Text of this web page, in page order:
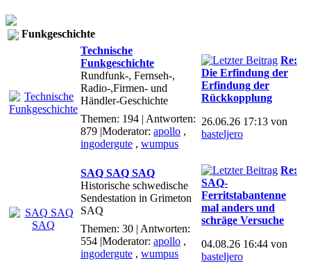
Funkgeschichte
Technische
Funkgeschichte
Rundfunk-, Fernseh-,
Radio-,Firmen- und
Händler-Geschichte
Themen: 194 | Antworten:
879 |Moderator: apollo ,
ingodergute , wumpus
Re:
Die Erfindung der
Erfindung der
Rückkopplung
26.06.26 17:13 von
basteljero
SAQ SAQ SAQ
Historische schwedische
Sendestation in Grimeton
SAQ
Themen: 30 | Antworten:
554 |Moderator: apollo ,
ingodergute , wumpus
Re:
SAQ-
Ferritstabantenne
mal anders und
schräge Versuche
04.08.26 16:44 von
basteljero